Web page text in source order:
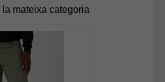
mateixa categoria